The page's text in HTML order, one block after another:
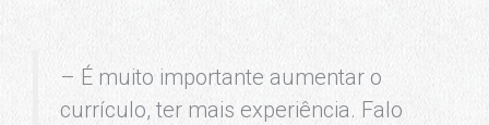
– É muito importante aumentar o
currículo, ter mais experiência. Falo